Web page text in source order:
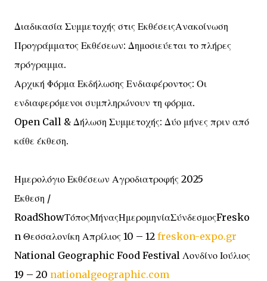
Διαδικασία Συμμετοχής στις ΕκθέσειςΑνακοίνωση
Προγράμματος Εκθέσεων: Δημοσιεύεται το πλήρες
πρόγραμμα.
Αρχική Φόρμα Εκδήλωσης Ενδιαφέροντος: Οι
ενδιαφερόμενοι συμπληρώνουν τη φόρμα.
Open Call & Δήλωση Συμμετοχής: Δύο μήνες πριν από
κάθε έκθεση.
Ημερολόγιο Εκθέσεων Αγροδιατροφής 2025
Έκθεση /
RoadShowΤόποςΜήναςΗμερομηνίαΣύνδεσμοςFresko
n Θεσσαλονίκη Απρίλιος 10 – 12 freskon-expo.gr
National Geographic Food Festival Λονδίνο Ιούλιος
19 – 20 nationalgeographic.com